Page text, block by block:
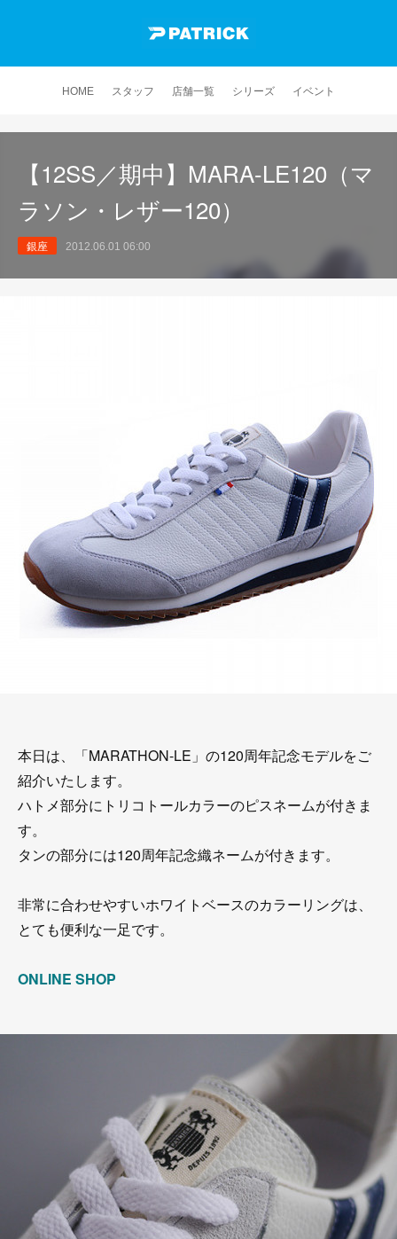
HOME スタッフ 店舗一覧 シリーズ イベント
【12SS／期中】MARA-LE120（マ
ラソン・レザー120）
銀座 2012.06.01 06:00
本日は、「MARATHON-LE」の120周年記念モデルをご
紹介いたします。
ハトメ部分にトリコトールカラーのピスネームが付きま
す。
タンの部分には120周年記念織ネームが付きます。
非常に合わせやすいホワイトベースのカラーリングは、
とても便利な一足です。
ONLINE SHOP